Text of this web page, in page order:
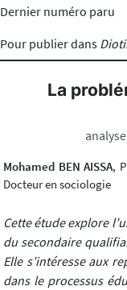
Dernier numéro paru
Pour publier dans
La
Mohamed BEN AISSA,
Docteur en sociologie
Cette étude explore
du secondaire
Elle s’intéresse aux
dans le processus